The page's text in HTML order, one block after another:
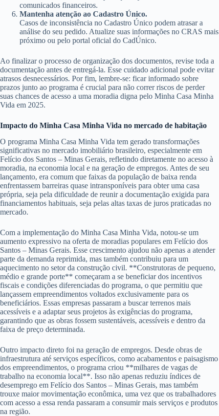
comunicados financeiros.
Mantenha atenção ao Cadastro Único.
Casos de inconsistência no Cadastro Único podem atrasar a
análise do seu pedido. Atualize suas informações no CRAS mais
próximo ou pelo portal oficial do CadÚnico.
Ao finalizar o processo de organização dos documentos, revise toda a
documentação antes de entregá-la. Esse cuidado adicional pode evitar
atrasos desnecessários. Por fim, lembre-se: ficar informado sobre
prazos junto ao programa é crucial para não correr riscos de perder
suas chances de acesso a uma moradia digna pelo Minha Casa Minha
Vida em 2025.
Impacto do Minha Casa Minha Vida no mercado de habitação
O programa Minha Casa Minha Vida tem gerado transformações
significativas no mercado imobiliário brasileiro, especialmente em
Felício dos Santos – Minas Gerais, refletindo diretamente no acesso à
moradia, na economia local e na geração de empregos. Antes de seu
lançamento, era comum que faixas da população de baixa renda
enfrentassem barreiras quase intransponíveis para obter uma casa
própria, seja pela dificuldade de reunir a documentação exigida para
financiamentos habituais, seja pelas altas taxas de juros praticadas no
mercado.
Com a implementação do Minha Casa Minha Vida, notou-se um
aumento expressivo na oferta de moradias populares em Felício dos
Santos – Minas Gerais. Esse crescimento ajudou não apenas a atender
parte da demanda reprimida, mas também contribuiu para um
aquecimento no setor da construção civil. **Construtoras de pequeno,
médio e grande porte** começaram a se beneficiar dos incentivos
fiscais e condições diferenciadas do programa, o que permitiu que
lançassem empreendimentos voltados exclusivamente para os
beneficiários. Essas empresas passaram a buscar terrenos mais
acessíveis e a adaptar seus projetos às exigências do programa,
garantindo que as obras fossem sustentáveis, acessíveis e dentro da
faixa de preço determinada.
Outro impacto direto foi na geração de empregos. Desde obras de
infraestrutura até serviços específicos, como acabamentos e paisagismo
dos empreendimentos, o programa criou **milhares de vagas de
trabalho na economia local**. Isso não apenas reduziu índices de
desemprego em Felício dos Santos – Minas Gerais, mas também
trouxe maior movimentação econômica, uma vez que os trabalhadores
com acesso a essa renda passaram a consumir mais serviços e produtos
na região.